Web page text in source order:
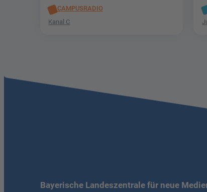
CAMPUSRADIO
Kanal C
Bayerische Landeszentrale für neue